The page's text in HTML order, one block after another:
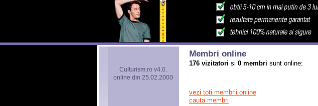
Culturism.ro v4.0.
online din 25.02.2000
Membri online
176 vizitatori si 0 membri sunt online:
vezi toti membrii online
cauta membri